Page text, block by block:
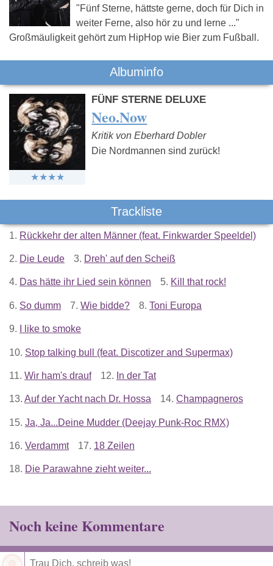
"Fünf Sterne, hättste gerne, doch für Dich in
weiter Ferne, also hör zu und lerne ..."
Großmäuligkeit gehört zum HipHop wie Bier zum Fußball.
Albuminfo
FÜNF STERNE DELUXE
Neo.Now
Kritik von Eberhard Dobler
Die Nordmannen sind zurück!
Trackliste
1. Rückkehr der alten Männer (feat. Finkwarder Speeldel)
2. Die Leude 3. Dreh' auf den Scheiß
4. Das hätte ihr Lied sein können 5. Kill that rock!
6. So dumm 7. Wie bidde? 8. Toni Europa
9. I like to smoke
10. Stop talking bull (feat. Discotizer and Supermax)
11. Wir ham's drauf 12. In der Tat
13. Auf der Yacht nach Dr. Hossa 14. Champagneros
15. Ja, Ja...Deine Mudder (Deejay Punk-Roc RMX)
16. Verdammt 17. 18 Zeilen
18. Die Parawahne zieht weiter...
Noch keine Kommentare